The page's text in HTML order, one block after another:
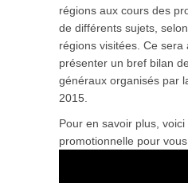
régions aux cours des
de différents sujets,
régions visitées. Ce sera
présenter un bref bilan
généraux organisés par
2015.
Pour en savoir plus,
promotionnelle pour